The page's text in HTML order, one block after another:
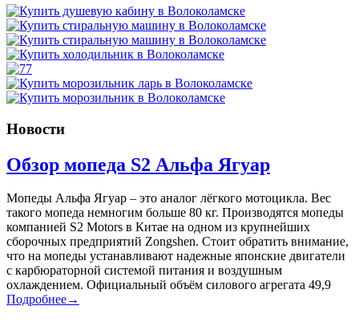
Новости
Обзор мопеда S2 Альфа Ягуар
Мопеды Альфа Ягуар – это аналог лёгкого мотоцикла. Вес
такого мопеда немногим больше 80 кг. Производятся мопеды
компанией S2 Motors в Китае на одном из крупнейших
сборочных предприятий Zongshen. Стоит обратить внимание,
что на мопеды устанавливают надежные японские двигатели
с карбюраторной системой питания и воздушным
охлаждением. Официальный объём силового агрегата 49,9
Подробнее→